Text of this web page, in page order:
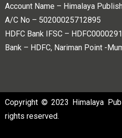
Account Name – Himalaya
A/C No – 50200025712895
HDFC Bank IFSC – HDFC0000291
Bank – HDFC, Nariman Point -
Copyright © 2023 Himalaya
rights reserved.